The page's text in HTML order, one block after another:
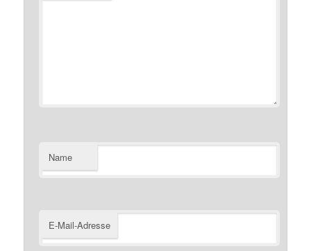
Name
E-Mail-Adresse